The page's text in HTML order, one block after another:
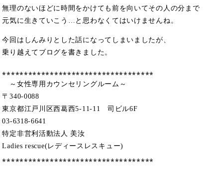
無理のないほどに時間をかけても前を向いてその人の分まで
元気に生きていこう…と思わなくてはいけませんね。
今回はしんみりとした話になってしまいましたが、
乗り越えてブログを書きました。
⁎⁎⁎⁎⁎⁎⁎⁎⁎⁎⁎⁎⁎⁎⁎⁎⁎⁎⁎⁎⁎⁎⁎⁎⁎⁎⁎⁎⁎⁎⁎⁎⁎⁎⁎
～女性専用カウンセリングルーム～
〒340-0088
東京都江戸川区西葛西5-11-11 司ビル6F
03-6318-6641
特定非営利活動法人 美汝
Ladies rescue(レディースレスキュー)
⁎⁎⁎⁎⁎⁎⁎⁎⁎⁎⁎⁎⁎⁎⁎⁎⁎⁎⁎⁎⁎⁎⁎⁎⁎⁎⁎⁎⁎⁎⁎⁎⁎⁎⁎